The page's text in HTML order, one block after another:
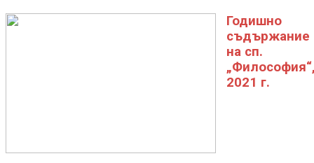
Годишно
съдържание
на сп.
2021 г.